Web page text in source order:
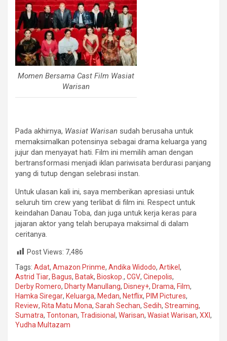
Momen Bersama Cast Film Wasiat
Warisan
Pada akhirnya, Wasiat Warisan sudah berusaha untuk
memaksimalkan potensinya sebagai drama keluarga yang
jujur dan menyayat hati. Film ini memilih aman dengan
bertransformasi menjadi iklan pariwisata berdurasi panjang
yang di tutup dengan selebrasi instan.
Untuk ulasan kali ini, saya memberikan apresiasi untuk
seluruh tim crew yang terlibat di film ini. Respect untuk
keindahan Danau Toba, dan juga untuk kerja keras para
jajaran aktor yang telah berupaya maksimal di dalam
ceritanya.
Post Views: 7,486
Tags: Adat, Amazon Prinme, Andika Widodo, Artikel ,
Astrid Tiar, Bagus, Batak, Bioskop. , CGV, Cinepolis,
Derby Romero, Dharty Manullang, Disney+, Drama, Film,
Hamka Siregar, Keluarga, Medan, Netflix, PIM Pictures,
Review, Rita Matu Mona, Sarah Sechan, Sedih, Streaming,
Sumatra, Tontonan, Tradisional , Warisan, Wasiat Warisan, XXI ,
Yudha Multazam